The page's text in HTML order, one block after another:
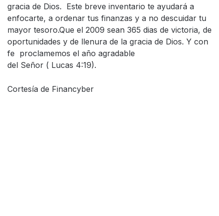
gracia de Dios. Este breve inventario te ayudará a
enfocarte, a ordenar tus finanzas y a no descuidar tu
mayor tesoro.Que el 2009 sean 365 dias de victoria, de
oportunidades y de llenura de la gracia de Dios. Y con
fe proclamemos el año agradable
del Señor ( Lucas 4:19).
Cortesía de Financyber